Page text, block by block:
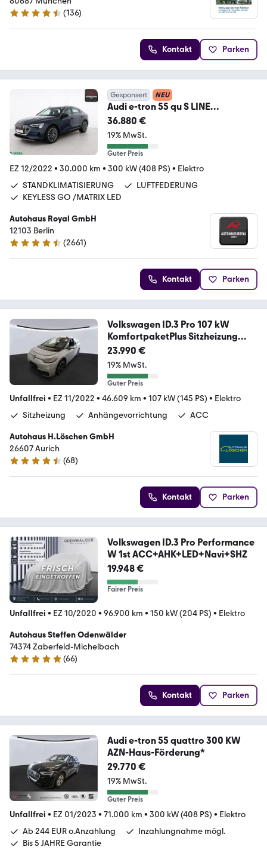
4.5 Sterne
(136)
Kontakt Parken
Gesponsert NEU
Audi e-tron 55 qu S LINE
NACHTSICHT,HUD,SITZKLIMA,AH
K
36.880 €
19% MwSt.
Guter Preis
EZ 12/2022 • 30.000 km • 300 kW (408 PS) • Elektro
STANDKLIMATISIERUNG
LUFTFEDERUNG
KEYLESS GO /MATRIX LED
Autohaus Royal GmbH
12103 Berlin
4.6 Sterne
(2661)
Kontakt Parken
Volkswagen ID.3 Pro 107 kW
KomfortpaketPlus Sitzheizung
AHK
23.990 €
19% MwSt.
Guter Preis
Unfallfrei • EZ 11/2022 • 46.609 km • 107 kW (145 PS) • Elektro
Sitzheizung
Anhängevorrichtung ACC
Autohaus H.Löschen GmbH
26607 Aurich
4.7 Sterne
(68)
Kontakt Parken
Volkswagen ID.3 Pro Performance
W 1st ACC+AHK+LED+Navi+SHZ
19.948 €
Fairer Preis
Unfallfrei • EZ 10/2020 • 96.900 km • 150 kW (204 PS) • Elektro
Autohaus Steffen Odenwälder
74374 Zaberfeld-Michelbach
5 Sterne
(66)
Kontakt Parken
Audi e-tron 55 quattro 300 KW
AZN-Haus-Förderung*
29.770 €
19% MwSt.
Guter Preis
Unfallfrei • EZ 01/2023 • 71.000 km • 300 kW (408 PS) • Elektro
Ab 244 EUR o.Anzahlung
Inzahlungnahme mögl.
Bis 5 JAHRE Garantie